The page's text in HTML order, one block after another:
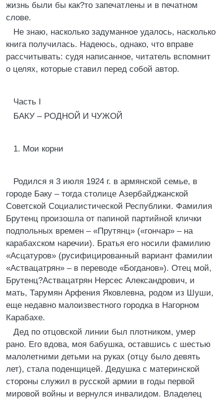
жизнь были бы как?то запечатлены и в печатном
слове.
Не знаю, насколько задуманное удалось, насколько
книга получилась. Надеюсь, однако, что вправе
рассчитывать: судя написанное, читатель вспомнит
о целях, которые ставил перед собой автор.
Часть I
БАКУ – РОДНОЙ И ЧУЖОЙ
1. Мои корни
Родился я 3 июля 1924 г. в армянской семье, в
городе Баку – тогда столице Азербайджанской
Советской Социалистической Республики. Фамилия
Брутенц произошла от папиной партийной клички
подпольных времен – «Прутянц» («гончар» – на
карабахском наречии). Братья его носили фамилию
«Асцатуров» (русифицированный вариант фамилии
«Аствацатрян» – в переводе «Богданов»). Отец мой,
Брутенц?Аствацатрян Нерсес Александрович, и
мать, Тарумян Арфения Яковлевна, родом из Шуши,
еще недавно малоизвестного городка в Нагорном
Карабахе.
Дед по отцовской линии был плотником, умер
рано. Его вдова, моя бабушка, оставшись с шестью
малолетними детьми на руках (отцу было девять
лет), стала поденщицей. Дедушка с материнской
стороны служил в русской армии в годы первой
мировой войны и вернулся инвалидом. Владелец